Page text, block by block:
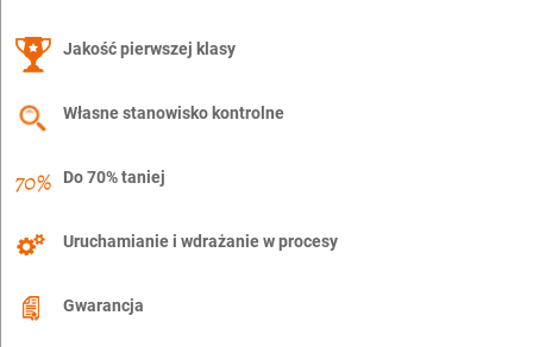
Jakość pierwszej klasy
Własne stanowisko kontrolne
Do 70% taniej
Uruchamianie i wdrażanie w procesy
Gwarancja